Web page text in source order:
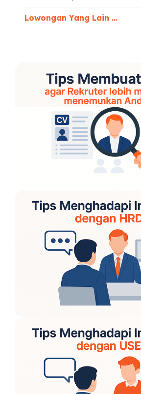
Lowongan Yang Lain ...